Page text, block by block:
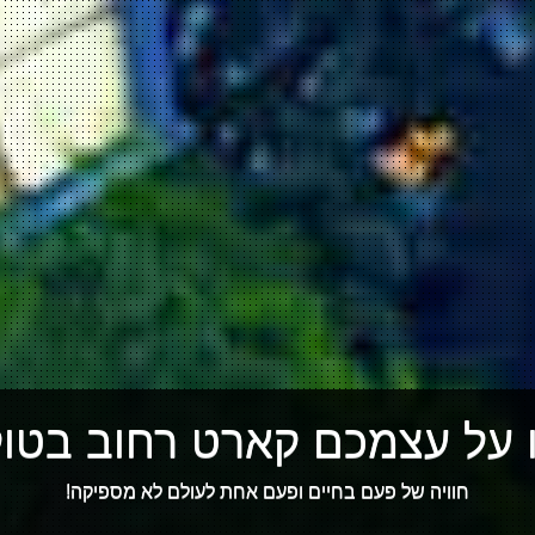
על עצמכם קארט רחוב
חוויה של פעם בחיים ופעם אחת לעולם לא מספיקה!